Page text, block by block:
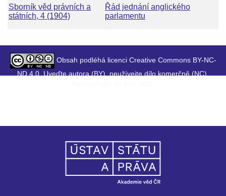
Sborník věd právních a
státních, 4 (1904)
Řád jednání anglického
parlamentu
Obsah podléhá licenci Creative Commons BY-NC-
ND 4.0. Uveďte autora (BY), neužívejte dílo komerčně (NC),